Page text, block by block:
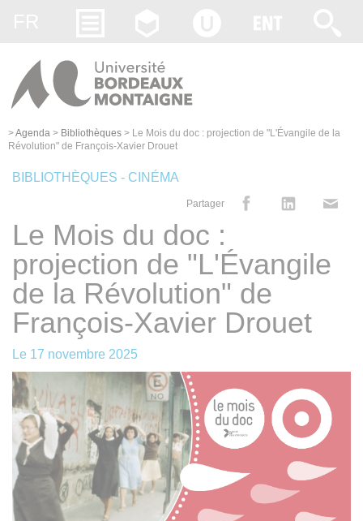
>Agenda > Bibliothèques > Le Mois du doc : projection de "L'Évangile de la
Révolution" de François-Xavier Drouet
BIBLIOTHÈQUES - CINÉMA
Partager
Le Mois du doc :
projection de "L'Évangile
de la Révolution" de
François-Xavier Drouet
Le 17 novembre 2025